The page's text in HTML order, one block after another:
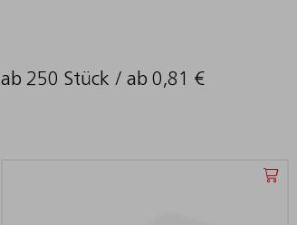
ab 250 Stück / ab 0,81 €